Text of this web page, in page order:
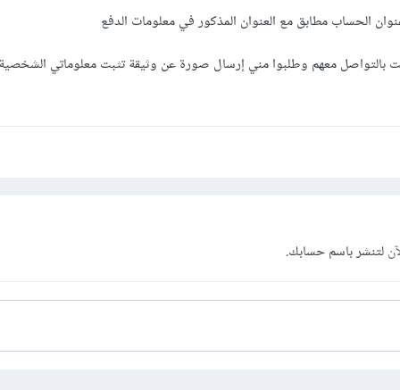
الحساب مطابق مع العنوان المذكور في معلومات الدفع
معهم وطلبوا مني إرسال صورة عن وثيقة تثبت معلوماتي
لتنشر باسم حسابك.